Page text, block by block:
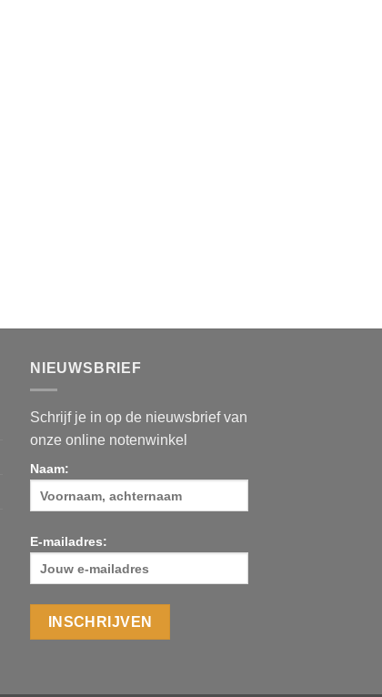
NIEUWSBRIEF
Schrijf je in op de nieuwsbrief van
onze online notenwinkel
Naam:
E-mailadres: